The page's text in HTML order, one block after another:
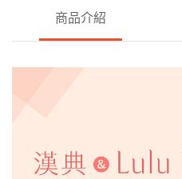
商品介紹